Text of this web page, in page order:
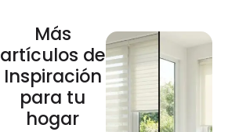
Más
artículos de
Inspiración
para tu
hogar